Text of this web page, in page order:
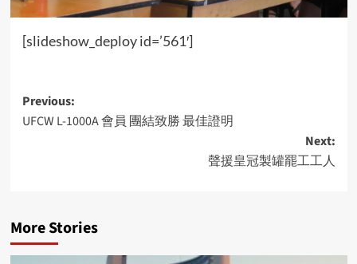
[slideshow_deploy id=’561′]
Post
navigation
Previous:
UFCW L-1000A 會員 團結致勝 最佳證明
Next:
聲援皇冠製罐罷工工人
More Stories